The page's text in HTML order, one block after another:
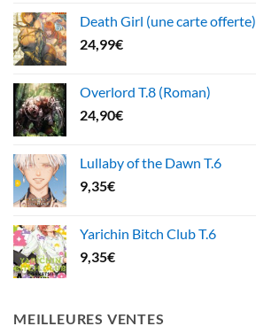
Death Girl (une carte offerte)
24,99€
Overlord T.8 (Roman)
24,90€
Lullaby of the Dawn T.6
9,35€
Yarichin Bitch Club T.6
9,35€
MEILLEURES VENTES